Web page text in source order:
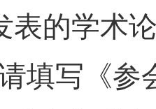
表的学术
写《参会